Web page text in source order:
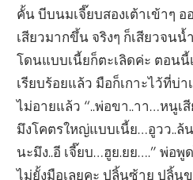
คั้น บีบนมเจี๊ยบสองเต้าเข้าๆ อ
เสียวมากขึ้น จริงๆ ก็เสียวจน
โดนแบบเนี้ยก็ตะเลิดค่ะ ตอน
เรียบร้อยแล้ว มือก็เกาะไว้ที่บ่
ไม่อายแล้ว “..พ่อขา..าา…หนูเ
มึงโคตรใหญ่แบบเนี้ย…อูวว..ล้
นะมึง..อี เจี๊ยบ…ฮูย.ยย….” พ่อ
ไม่ยั้งมือเลยคะ ปลิ้นซ้าย ปลิ้น